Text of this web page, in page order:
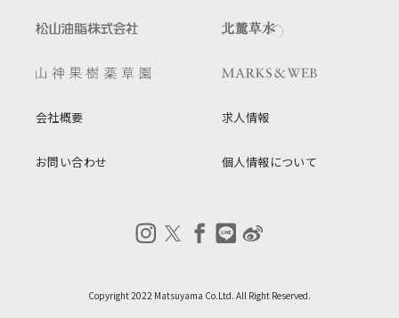
会社概要 求人情報
お問い合わせ 個人情報について
Copyright 2022 Matsuyama Co.Ltd. All Right Reserved.